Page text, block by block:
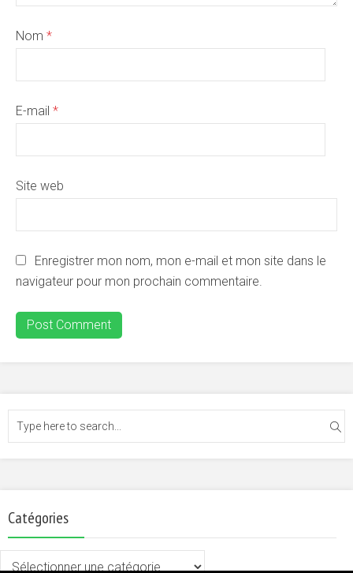
Nom *
E-mail *
Site web
Enregistrer mon nom, mon e-mail et mon site dans le
navigateur pour mon prochain commentaire.
Catégories